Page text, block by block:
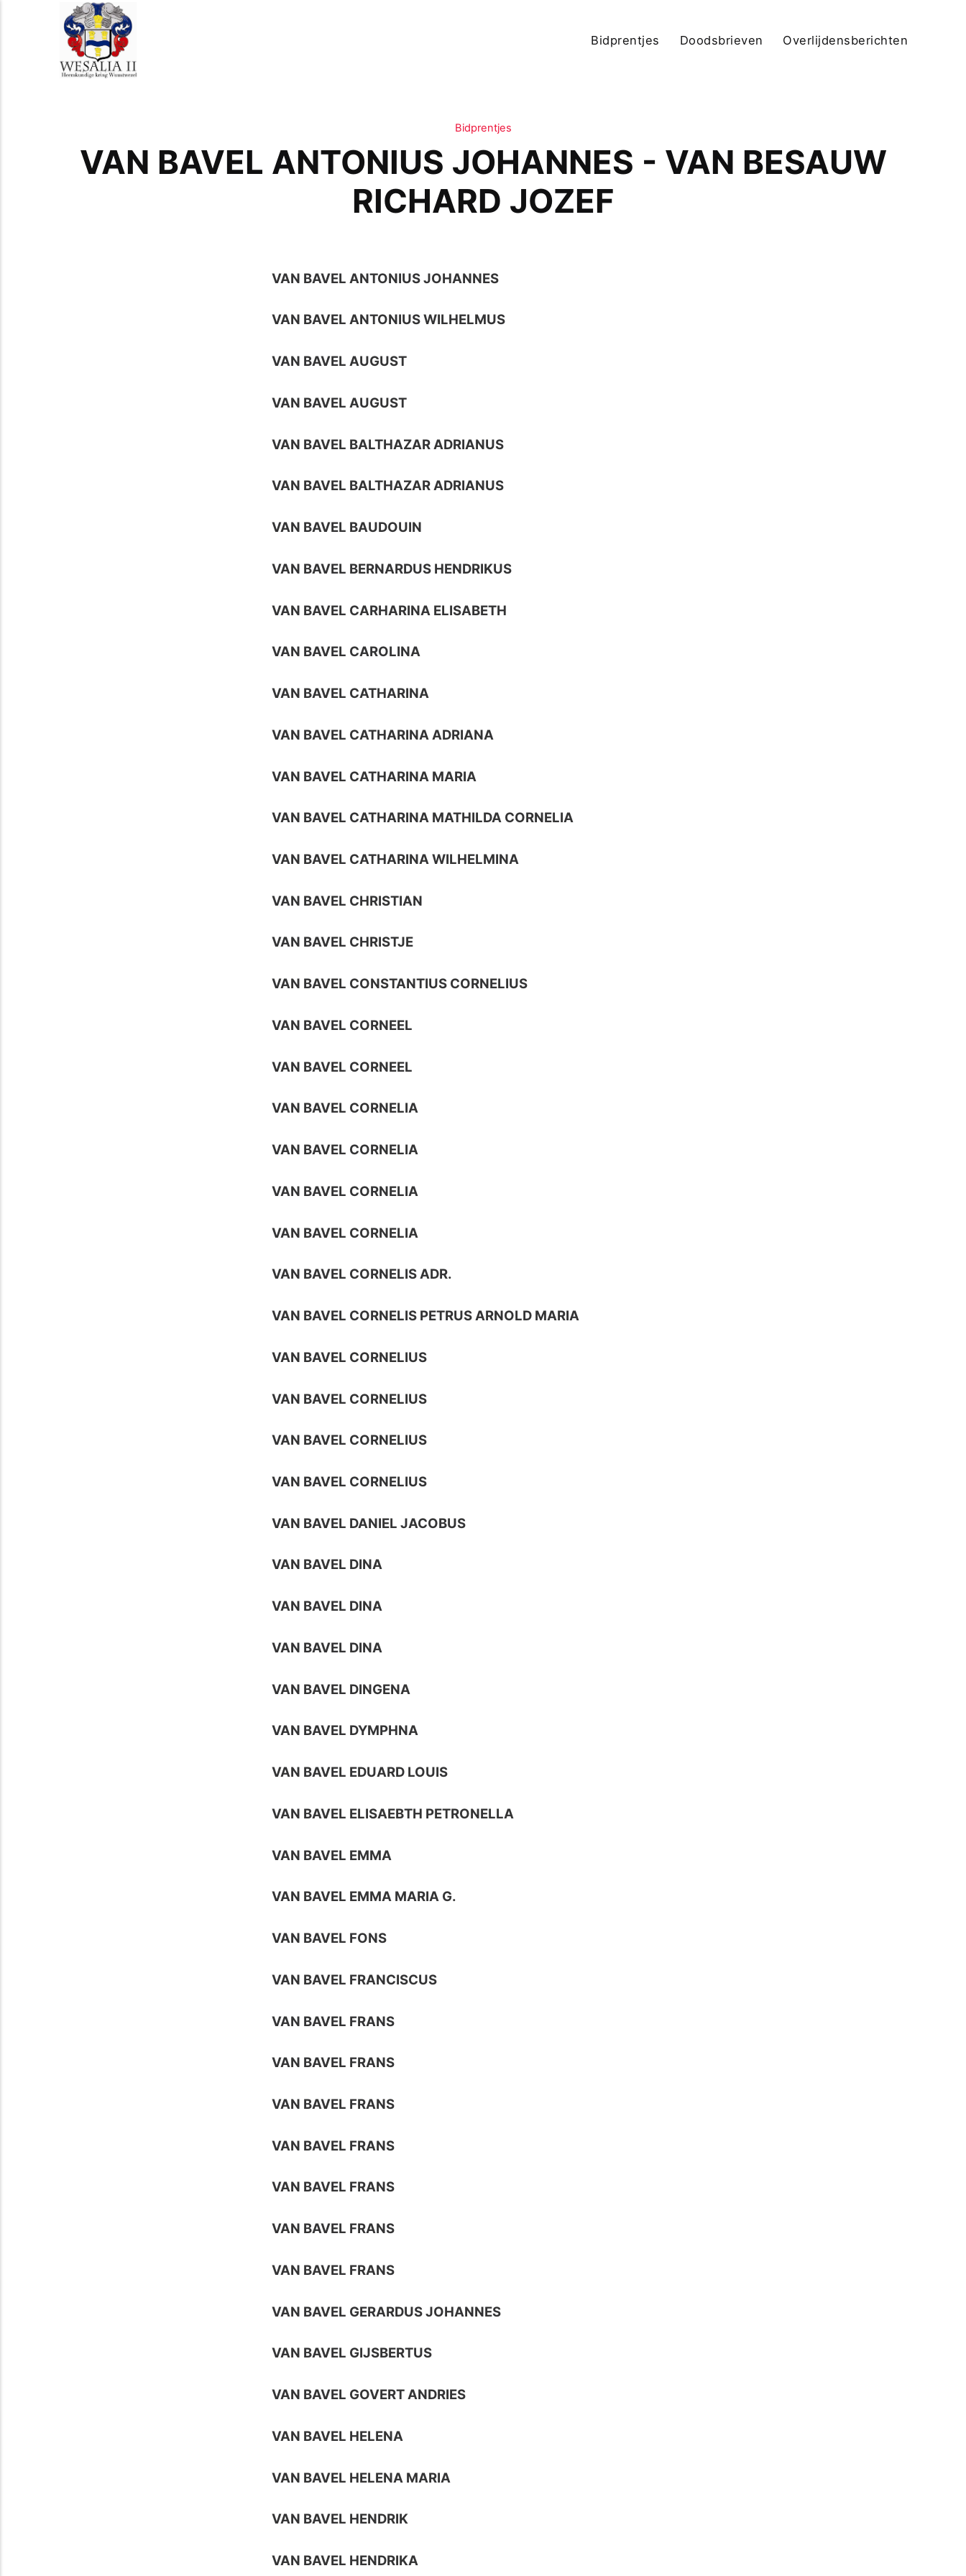
Bidprentjes Doodsbrieven Overlijdensberichten
Bidprentjes
VAN BAVEL ANTONIUS JOHANNES - VAN BESAUW
RICHARD JOZEF
VAN BAVEL ANTONIUS JOHANNES
VAN BAVEL ANTONIUS WILHELMUS
VAN BAVEL AUGUST
VAN BAVEL AUGUST
VAN BAVEL BALTHAZAR ADRIANUS
VAN BAVEL BALTHAZAR ADRIANUS
VAN BAVEL BAUDOUIN
VAN BAVEL BERNARDUS HENDRIKUS
VAN BAVEL CARHARINA ELISABETH
VAN BAVEL CAROLINA
VAN BAVEL CATHARINA
VAN BAVEL CATHARINA ADRIANA
VAN BAVEL CATHARINA MARIA
VAN BAVEL CATHARINA MATHILDA CORNELIA
VAN BAVEL CATHARINA WILHELMINA
VAN BAVEL CHRISTIAN
VAN BAVEL CHRISTJE
VAN BAVEL CONSTANTIUS CORNELIUS
VAN BAVEL CORNEEL
VAN BAVEL CORNEEL
VAN BAVEL CORNELIA
VAN BAVEL CORNELIA
VAN BAVEL CORNELIA
VAN BAVEL CORNELIA
VAN BAVEL CORNELIS ADR.
VAN BAVEL CORNELIS PETRUS ARNOLD MARIA
VAN BAVEL CORNELIUS
VAN BAVEL CORNELIUS
VAN BAVEL CORNELIUS
VAN BAVEL CORNELIUS
VAN BAVEL DANIEL JACOBUS
VAN BAVEL DINA
VAN BAVEL DINA
VAN BAVEL DINA
VAN BAVEL DINGENA
VAN BAVEL DYMPHNA
VAN BAVEL EDUARD LOUIS
VAN BAVEL ELISAEBTH PETRONELLA
VAN BAVEL EMMA
VAN BAVEL EMMA MARIA G.
VAN BAVEL FONS
VAN BAVEL FRANCISCUS
VAN BAVEL FRANS
VAN BAVEL FRANS
VAN BAVEL FRANS
VAN BAVEL FRANS
VAN BAVEL FRANS
VAN BAVEL FRANS
VAN BAVEL FRANS
VAN BAVEL GERARDUS JOHANNES
VAN BAVEL GIJSBERTUS
VAN BAVEL GOVERT ANDRIES
VAN BAVEL HELENA
VAN BAVEL HELENA MARIA
VAN BAVEL HENDRIK
VAN BAVEL HENDRIKA